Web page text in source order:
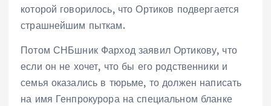
которой говорилось, что Ортиков подвергается
страшнейшим пыткам.
Потом СНБшник Фарход заявил Ортикову, что
если он не хочет, что бы его родственники и
семья оказались в тюрьме, то должен написать
на имя Генпрокурора на специальном бланке